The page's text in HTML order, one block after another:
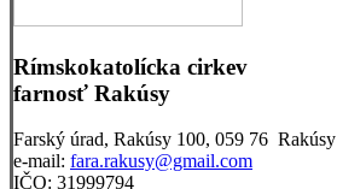
Rímskokatolícka cirkev
farnosť Rakúsy
Farský úrad, Rakúsy 100, 059 76 Rakúsy
e-mail: fara.rakusy@gmail.com
IČO: 31999794